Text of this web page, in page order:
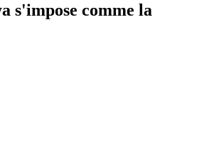
s'impose comme la